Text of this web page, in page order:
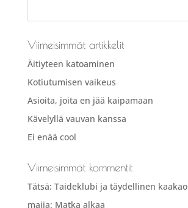
Viimeisimmät artikkelit
Äitiyteen katoaminen
Kotiutumisen vaikeus
Asioita, joita en jää kaipamaan
Kävelyllä vauvan kanssa
Ei enää cool
Viimeisimmät kommentit
Tätsä: Taideklubi ja täydellinen kaakao
maija: Matka alkaa